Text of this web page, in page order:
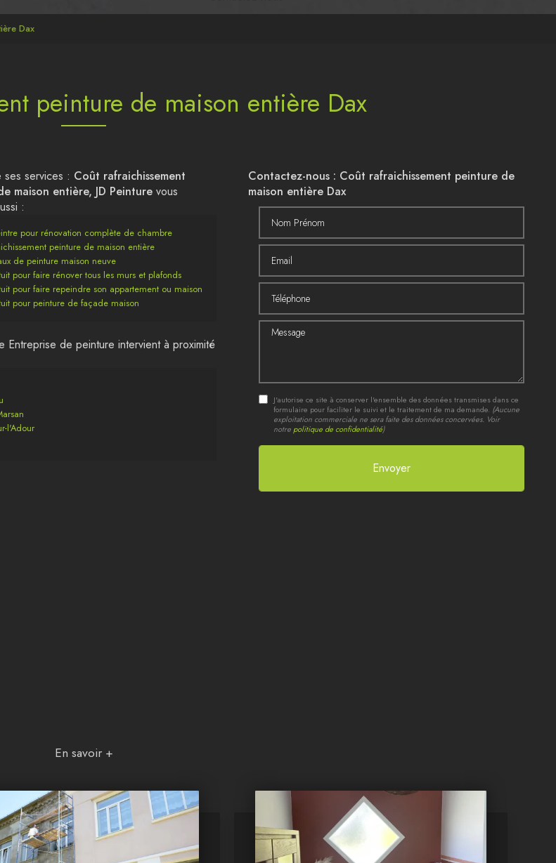
Dax
peinture de maison entière Dax
ses services : Coût rafraichissement
maison entière, JD Peinturevous
:
pour rénovation complète de chambre
peinture de maison entière
de peinture maison neuve
pour faire rénover tous les murs et plafonds
pour faire repeindre son appartement ou maison
pour peinture de façade maison
Entreprise de peinture intervient à proximité
l'Adour
Contactez-nous : Coût rafraichissement peinture de
maison entière Dax
Nom Prénom
Email
Téléphone
Message
J'autorise ce site à conserver l'ensemble des données transmises dans ce
formulaire pour faciliter le suivi et le traitement de ma demande. (Aucune
exploitation commerciale ne sera faite des données concervées. Voir
notre politique de confidentialité)
En savoir +